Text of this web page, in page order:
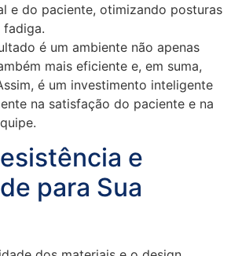
e do paciente, otimizando posturas
fadiga.
é um ambiente não apenas
mais eficiente e, em suma,
é um investimento inteligente
na satisfação do paciente e na
e
para Sua